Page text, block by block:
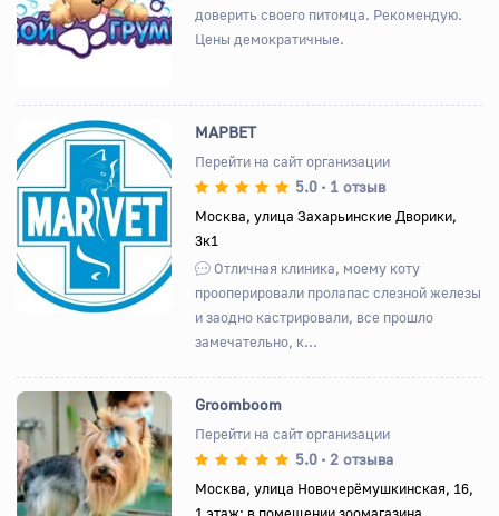
доверить своего питомца. Рекомендую.
Цены демократичные.
Назад Вперед
МАРВЕТ
Перейти на сайт организации
5.0 • 1 отзыв
Москва, улица Захарьинские Дворики,
3к1
Отличная клиника, моему коту
прооперировали пролапас слезной железы
и заодно кастрировали, все прошло
замечательно, к...
Назад Вперед
Groomboom
Перейти на сайт организации
5.0 • 2 отзыва
Москва, улица Новочерёмушкинская, 16,
1 этаж; в помещении зоомагазина